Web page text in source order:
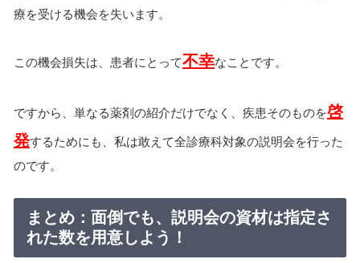
療を受ける機会を失います。
この機会損失は、患者にとって不幸なことです。
ですから、単なる薬剤の紹介だけでなく、疾患そのものを啓
発するためにも、私は敢えて全診療科対象の説明会を行った
のです。
まとめ：面倒でも、説明会の資材は指定さ
れた数を用意しよう！